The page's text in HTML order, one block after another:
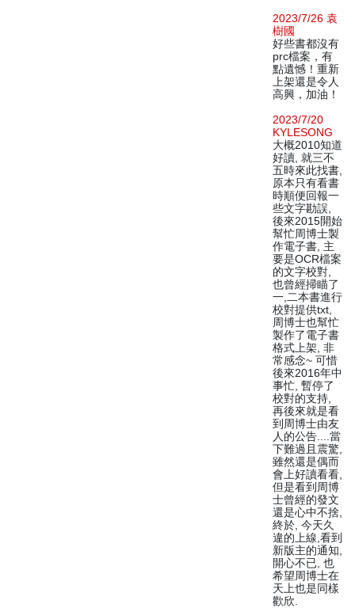
2023/7/26 袁
樹國
好些書都沒有
prc檔案，有
點遺憾！重新
上架還是令人
高興，加油！
2023/7/20
KYLESONG
大概2010知道
好讀, 就三不
五時來此找書,
原本只有看書
時順便回報一
些文字勘誤,
後來2015開始
幫忙周博士製
作電子書, 主
要是OCR檔案
的文字校對,
也曾經掃瞄了
一,二本書進行
校對提供txt,
周博士也幫忙
製作了電子書
格式上架, 非
常感念~ 可惜
後來2016年中
事忙, 暫停了
校對的支持,
再後來就是看
到周博士由友
人的公告....當
下難過且震驚,
雖然還是偶而
會上好讀看看,
但是看到周博
士曾經的發文
還是心中不捨,
終於, 今天久
違的上線,看到
新版主的通知,
開心不已, 也
希望周博士在
天上也是同樣
歡欣.